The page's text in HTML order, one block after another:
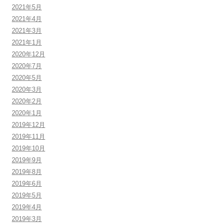
2021年5月
2021年4月
2021年3月
2021年1月
2020年12月
2020年7月
2020年5月
2020年3月
2020年2月
2020年1月
2019年12月
2019年11月
2019年10月
2019年9月
2019年8月
2019年6月
2019年5月
2019年4月
2019年3月